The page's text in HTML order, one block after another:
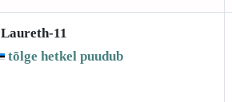
Laureth-11
tõlge hetkel puudub